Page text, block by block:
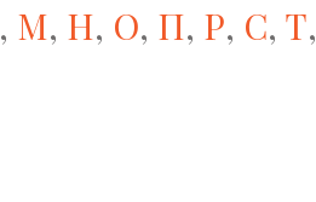
, М, Н, О, П, Р, С, Т,